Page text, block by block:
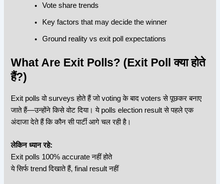
Vote share trends
Key factors that may decide the winner
Ground reality vs exit poll expectations
What Are Exit Polls? (Exit Poll क्या होते
हैं?)
Exit polls वो surveys होते हैं जो voting के बाद voters से पूछकर बनाए
जाते हैं—उन्होंने किसे वोट दिया। ये polls election result से पहले एक
अंदाजा देते हैं कि कौन सी पार्टी आगे चल रही है।
लेकिन ध्यान रहे:
Exit polls 100% accurate नहीं होते
ये सिर्फ trend दिखाते हैं, final result नहीं